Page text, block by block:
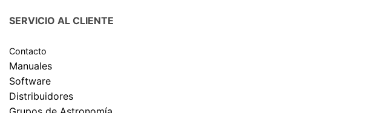
SERVICIO AL CLIENTE
Contacto
Manuales
Software
Distribuidores